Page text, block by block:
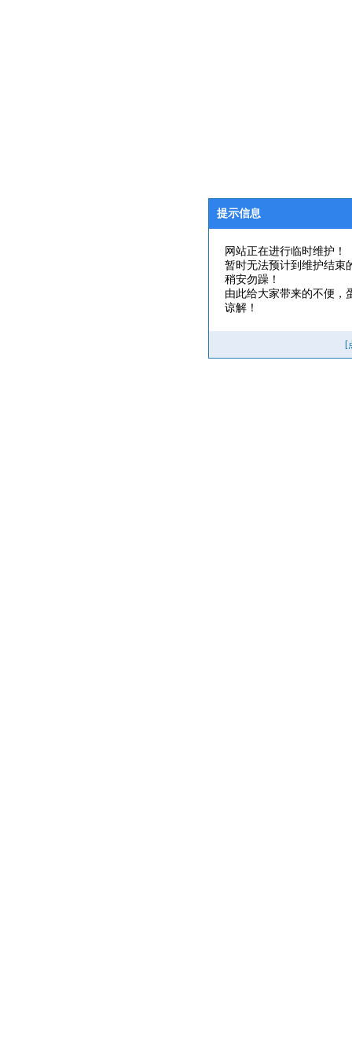
提示信息
网站正在进行临时维护！
暂时无法预计到维护结束
稍安勿躁！
由此给大家带来的不便，
谅解！
[